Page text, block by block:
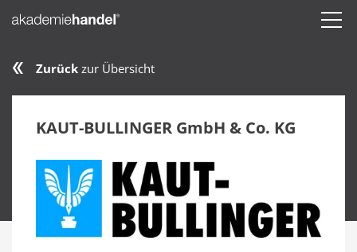
Zurück zur Übersicht
KAUT-BULLINGER GmbH & Co. KG